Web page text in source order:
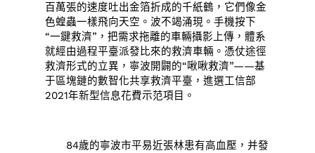
百萬張的速度吐出金箔折成的千紙鶴，它們像金
色蝗蟲一樣飛向天空。波不竭涌現。手機按下
“一鍵救濟”，把需求拖離的車輛攝影上傳，體系
就經由過程平臺派發比來的救濟車輛。憑仗途徑
救濟形式的立異，寧波開闢的“啾啾救濟”——基
于區塊鏈的數智化共享救濟平臺，進選工信部
2021年新型信息花費示范項目。
84歲的寧波市平易近張林患有高血壓，并發